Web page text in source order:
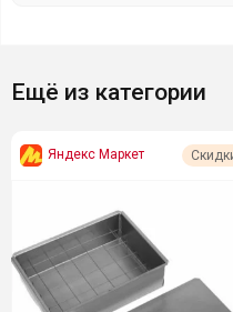
Ещё из категории
Яндекс Маркет